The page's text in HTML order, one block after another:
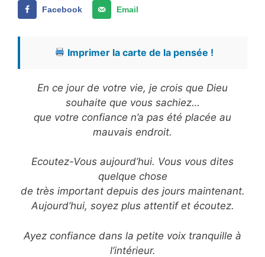
Facebook Email
Imprimer la carte de la pensée !
En ce jour de votre vie, je crois que Dieu
souhaite que vous sachiez…
que votre confiance n’a pas été placée au
mauvais endroit.
Ecoutez-Vous aujourd’hui. Vous vous dites
quelque chose
de très important depuis des jours maintenant.
Aujourd’hui, soyez plus attentif et écoutez.
Ayez confiance dans la petite voix tranquille à
l’intérieur.